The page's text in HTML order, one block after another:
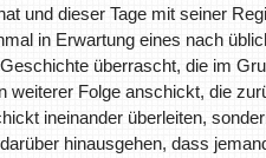
und dieser Tage mit seiner
in Erwartung eines nach
überrascht, die im
weiterer Folge anschickt, die
ineinander überleiten,
hinausgehen, dass